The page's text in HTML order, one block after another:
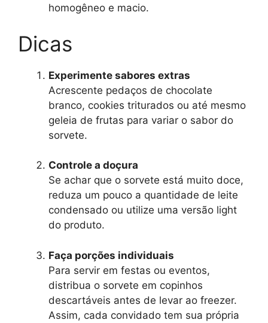
homogêneo e macio.
Dicas
Experimente sabores extras
Acrescente pedaços de chocolate
branco, cookies triturados ou até mesmo
geleia de frutas para variar o sabor do
sorvete.
Controle a doçura
Se achar que o sorvete está muito doce,
reduza um pouco a quantidade de leite
condensado ou utilize uma versão light
do produto.
Faça porções individuais
Para servir em festas ou eventos,
distribua o sorvete em copinhos
descartáveis antes de levar ao freezer.
Assim, cada convidado tem sua própria